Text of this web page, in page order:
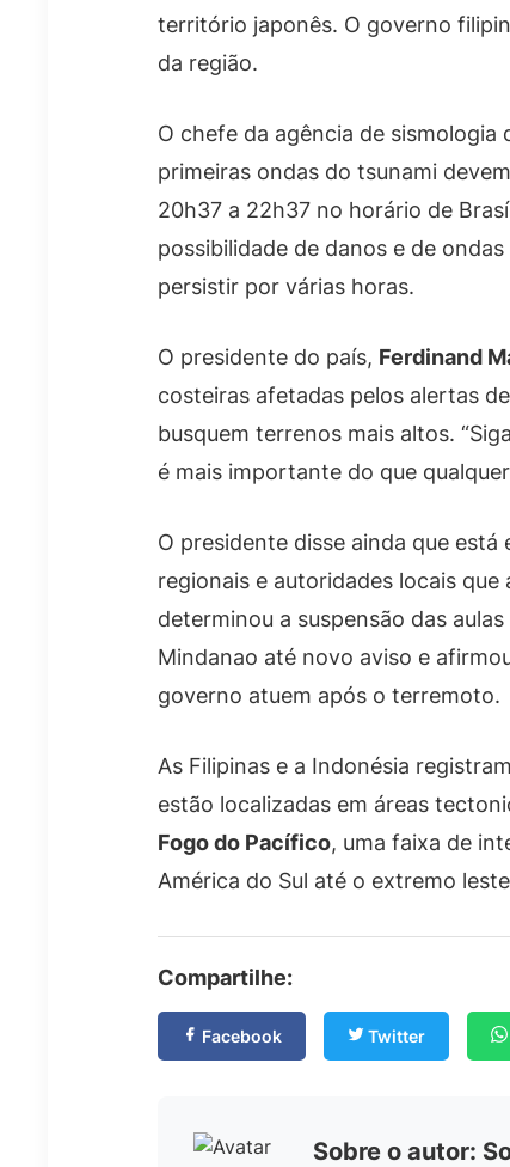
território japonês. O governo
da região.
O chefe da agência de sismologia
primeiras ondas do tsunami
20h37 a 22h37 no horário de
possibilidade de danos e de
persistir por várias horas.
O presidente do país, Ferdinand
costeiras afetadas pelos alertas
busquem terrenos mais altos.
é mais importante do que
O presidente disse ainda que
regionais e autoridades locais
determinou a suspensão das
Mindanao até novo aviso e
governo atuem após o terremoto.
As Filipinas e a Indonésia
estão localizadas em áreas
Fogo do Pacífico, uma faixa de
América do Sul até o extremo
Compartilhe:
Facebook Twitter
Sobre o autor: